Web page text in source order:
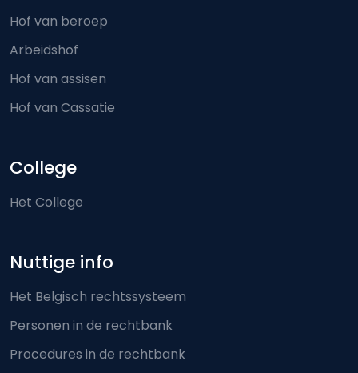
Hof van beroep
Arbeidshof
Hof van assisen
Hof van Cassatie
College
Het College
Nuttige info
Het Belgisch rechtssysteem
Personen in de rechtbank
Procedures in de rechtbank